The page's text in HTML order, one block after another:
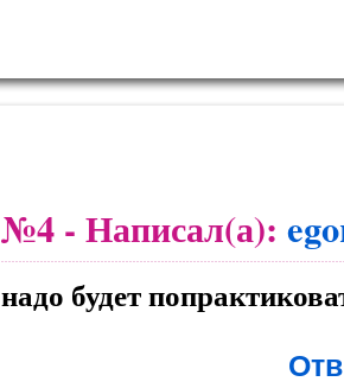
№4 - Написал(а):
надо будет